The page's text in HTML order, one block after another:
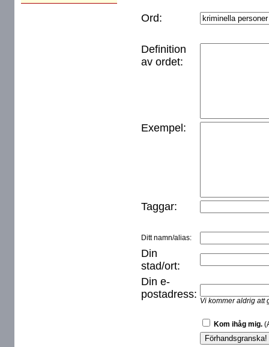
Ord:
Definition
av ordet:
Exempel:
Taggar:
Ditt namn/alias:
Din
stad/ort:
Din e-
postadress:
Vi kommer aldrig att
Kom ihåg mig.